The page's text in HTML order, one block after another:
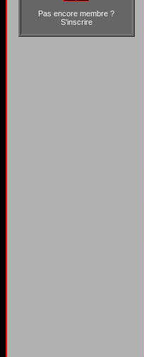
Pas encore membre ?
S'inscrire